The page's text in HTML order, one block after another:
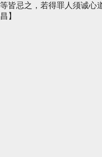
皆忌之，若得罪人须诚心
】